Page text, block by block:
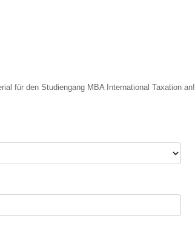
für den Studiengang MBA International Taxation an!